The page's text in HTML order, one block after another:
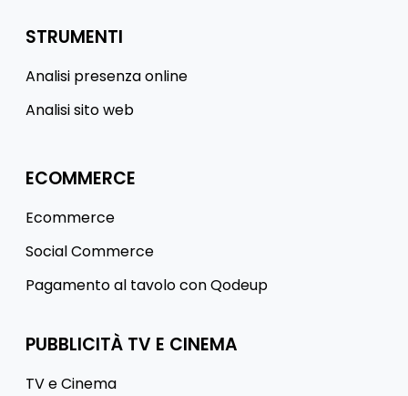
STRUMENTI
Analisi presenza online
Analisi sito web
ECOMMERCE
Ecommerce
Social Commerce
Pagamento al tavolo con Qodeup
PUBBLICITÀ TV E CINEMA
TV e Cinema